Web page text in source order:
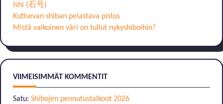
Ishi (石号)
Kutisevan shiban pelastava pistos
Mistä valkoinen väri on tullut nykyshiboihin?
VIIMEISIMMÄT KOMMENTIT
Satu: Shibojen pennutustalkoot 2026